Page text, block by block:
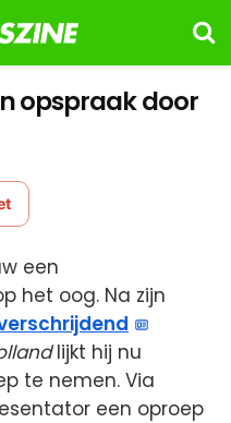
opspraak door
een
het oog. Na zijn
lijkt hij nu
te nemen. Via
een oproep